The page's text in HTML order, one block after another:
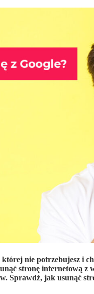
której nie potrzebujesz i
stronę internetową
Sprawdź, jak usunąć